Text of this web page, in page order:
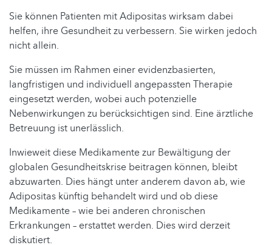
Sie können Patienten mit Adipositas wirksam dabei
helfen, ihre Gesundheit zu verbessern. Sie wirken jedoch
nicht allein.
Sie müssen im Rahmen einer evidenzbasierten,
langfristigen und individuell angepassten Therapie
eingesetzt werden, wobei auch potenzielle
Nebenwirkungen zu berücksichtigen sind. Eine ärztliche
Betreuung ist unerlässlich.
Inwieweit diese Medikamente zur Bewältigung der
globalen Gesundheitskrise beitragen können, bleibt
abzuwarten. Dies hängt unter anderem davon ab, wie
Adipositas künftig behandelt wird und ob diese
Medikamente – wie bei anderen chronischen
Erkrankungen – erstattet werden. Dies wird derzeit
diskutiert.